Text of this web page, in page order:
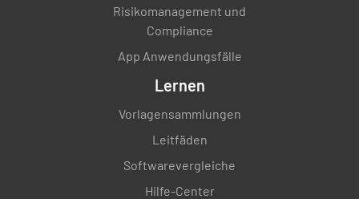
Risikomanagement und
Compliance
App Anwendungsfälle
Lernen
Vorlagensammlungen
Leitfäden
Softwarevergleiche
Hilfe-Center